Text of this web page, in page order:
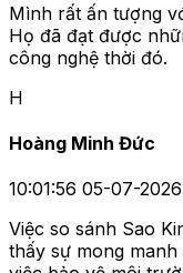
Mình rất ấn tượng
Họ đã đạt được
công nghệ thời đó.
H
Hoàng Minh Đức
10:01:56 05-07-2026
Việc so sánh Sao
thấy sự mong